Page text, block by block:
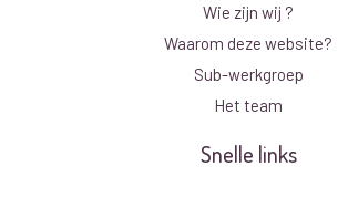
Wie zijn wij ?
Waarom deze website?
Sub-werkgroep
Het team
Snelle links